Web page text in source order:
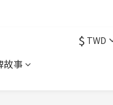
$ TWD
故事